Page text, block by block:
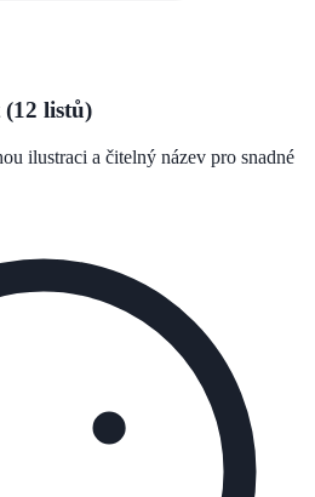
listů)
ilustraci a čitelný název pro snadné